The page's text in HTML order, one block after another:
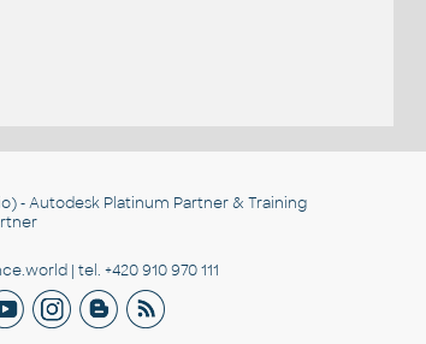
- Autodesk Platinum Partner & Training
| tel. +420 910 970 111